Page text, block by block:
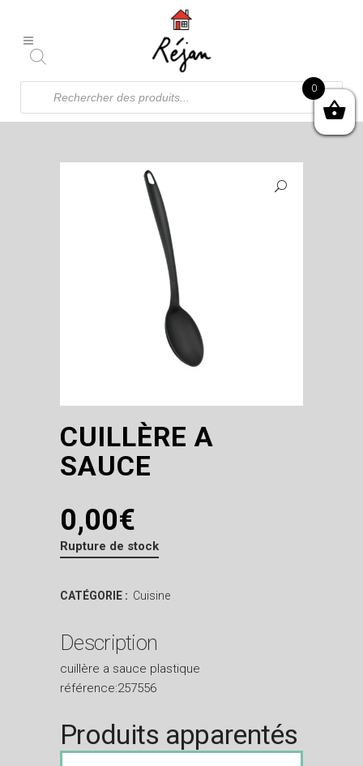
Recherche
produits
CUILLÈRE A
SAUCE
0,00€
Rupture de stock
CATÉGORIE : Cuisine
Description
cuillère a sauce plastique
référence:257556
Produits apparentés
0